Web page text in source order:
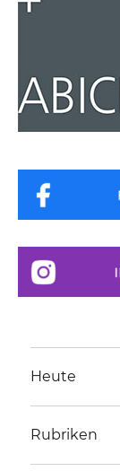
Heute
Rubriken